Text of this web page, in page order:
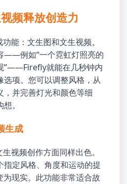
频释放创造力
能：文生图和文生视频。
——例如“一个霓虹灯照亮的
”——Firefly就能在几秒钟内
选项。您可以调整风格，从
，并完善灯光和颜色等细
。
生成
视频创作方面同样出色。
指定风格、角度和运动的提
现实。此功能非常适合故